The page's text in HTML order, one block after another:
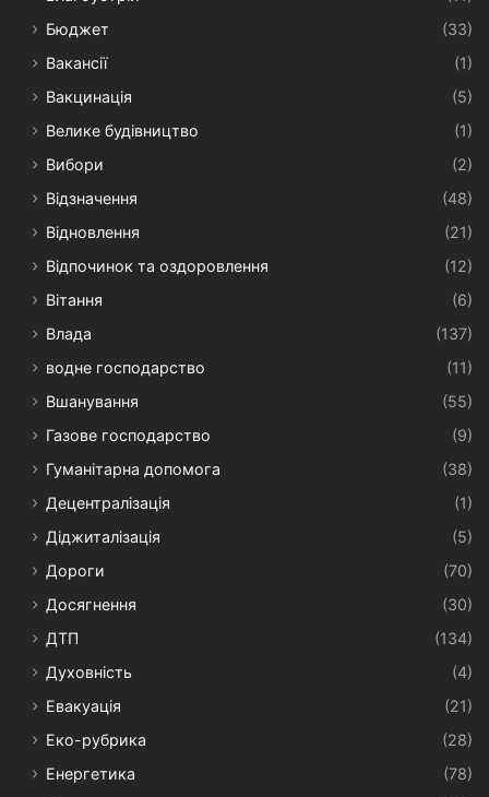
Бюджет
(33)
Вакансії
(1)
Вакцинація
(5)
Велике будівництво
(1)
Вибори
(2)
Відзначення
(48)
Відновлення
(21)
Відпочинок та оздоровлення
(12)
Вітання
(6)
Влада
(137)
водне господарство
(11)
Вшанування
(55)
Газове господарство
(9)
Гуманітарна допомога
(38)
Децентралізація
(1)
Діджиталізація
(5)
Дороги
(70)
Досягнення
(30)
ДТП
(134)
Духовність
(4)
Евакуація
(21)
Еко-рубрика
(28)
Енергетика
(78)